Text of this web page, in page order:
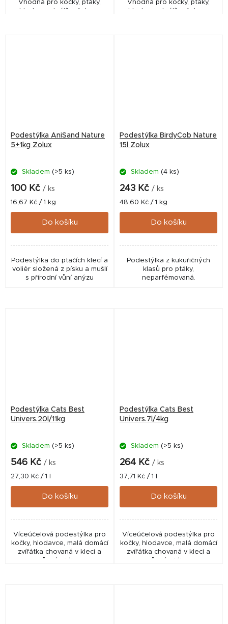
Vhodná pro kočky, ptáky,
hlodavce, králíky, želvy a
Vhodná pro kočky, ptáky,
hlodavce, králíky, želvy a
Podestýlka AniSand Nature
5+1kg Zolux
Skladem (>5 ks)
100 Kč / ks
Měrná
cena:
16,67 Kč / 1 kg
Do košíku
Podestýlka do ptačích klecí a
voliér složená z písku a mušlí
s přírodní vůní anýzu
Podestýlka BirdyCob Nature
15l Zolux
Skladem (4 ks)
243 Kč / ks
Měrná
cena:
48,60 Kč / 1 kg
Do košíku
Podestýlka z kukuřičných
klasů pro ptáky,
neparfémovaná.
Podestýlka Cats Best
Univers.20l/11kg
Skladem (>5 ks)
546 Kč / ks
Měrná
cena:
27,30 Kč / 1 l
Do košíku
Víceúčelová podestýlka pro
kočky, hlodavce, malá domácí
zvířátka chovaná v kleci a
různé ptáky.
Podestýlka Cats Best
Univers.7l/4kg
Skladem (>5 ks)
264 Kč / ks
Měrná
cena:
37,71 Kč / 1 l
Do košíku
Víceúčelová podestýlka pro
kočky, hlodavce, malá domácí
zvířátka chovaná v kleci a
různé ptáky.